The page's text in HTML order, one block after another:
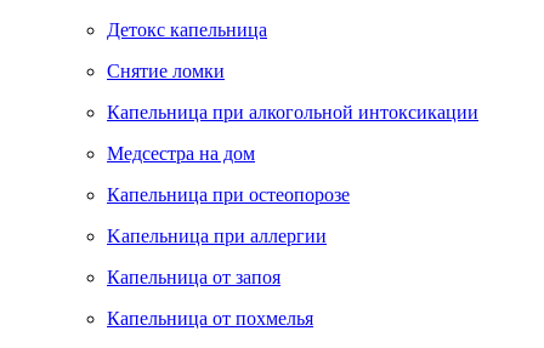
Детокс капельница
Снятие ломки
Капельница при алкогольной интоксикации
Медсестра на дом
Капельница при остеопорозе
Kапельница при аллергии
Капельница от запоя
Капельница от похмелья